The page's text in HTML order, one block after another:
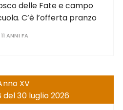
delle Fate e campo
C’è l’offerta pranzo
11 ANNI FA
XV
30 luglio 2026